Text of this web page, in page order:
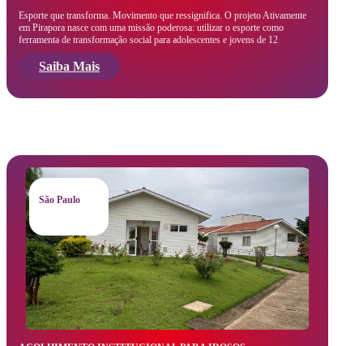
Esporte que transforma. Movimento que ressignifica. O projeto Ativamente
em Pirapora nasce com uma missão poderosa: utilizar o esporte como
ferramenta de transformação social para adolescentes e jovens de 12
Saiba Mais
São Paulo